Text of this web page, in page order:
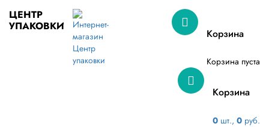
ЦЕНТР
УПАКОВКИ
Корзина
Корзина пуста
Корзина
0 шт., 0 руб.
Меню